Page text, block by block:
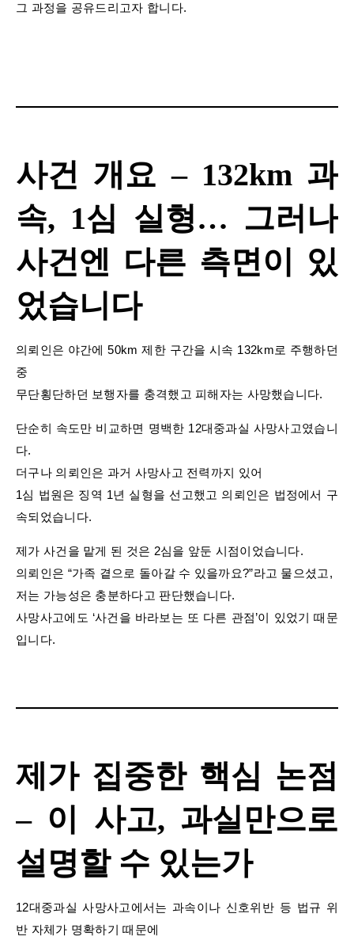
그 과정을 공유드리고자 합니다.
사건 개요 – 132km 과
속, 1심 실형… 그러나
사건엔 다른 측면이 있
었습니다
의뢰인은 야간에 50km 제한 구간을 시속 132km로 주행하던
중
무단횡단하던 보행자를 충격했고 피해자는 사망했습니다.
단순히 속도만 비교하면 명백한 12대중과실 사망사고였습니
다.
더구나 의뢰인은 과거 사망사고 전력까지 있어
1심 법원은 징역 1년 실형을 선고했고 의뢰인은 법정에서 구
속되었습니다.
제가 사건을 맡게 된 것은 2심을 앞둔 시점이었습니다.
의뢰인은 “가족 곁으로 돌아갈 수 있을까요?”라고 물으셨고,
저는 가능성은 충분하다고 판단했습니다.
사망사고에도 ‘사건을 바라보는 또 다른 관점’이 있었기 때문
입니다.
제가 집중한 핵심 논점
– 이 사고, 과실만으로
설명할 수 있는가
12대중과실 사망사고에서는 과속이나 신호위반 등 법규 위
반 자체가 명확하기 때문에